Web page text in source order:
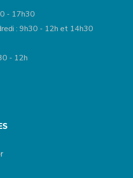
- 17h30
: 9h30 - 12h et 14h30
- 12h